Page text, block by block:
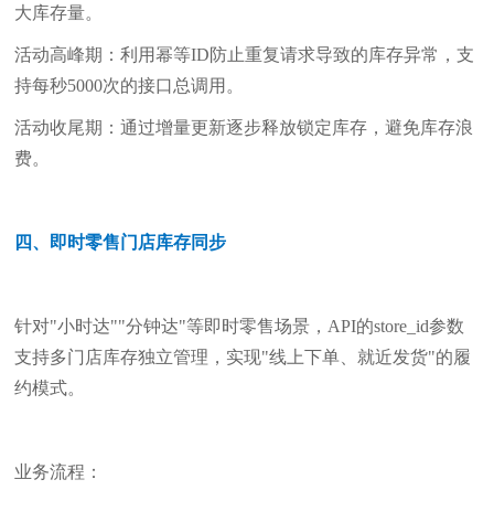
大库存量。
活动高峰期：利用幂等ID防止重复请求导致的库存异常，支
持每秒5000次的接口总调用。
活动收尾期：通过增量更新逐步释放锁定库存，避免库存浪
费。
四、即时零售门店库存同步
针对"小时达""分钟达"等即时零售场景，API的store_id参数
支持多门店库存独立管理，实现"线上下单、就近发货"的履
约模式。
业务流程：